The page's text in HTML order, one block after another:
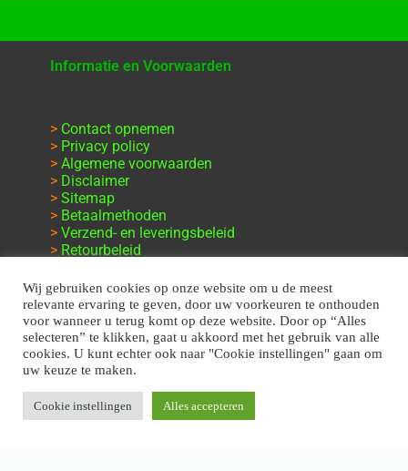
Informatie en Voorwaarden
> Contact opnemen
> Privacy policy
> Algemene voorwaarden
> Disclaimer
> Sitemap
> Betaalmethoden
> Verzend- en leveringsbeleid
> Retourbeleid
Wij gebruiken cookies op onze website om u de meest
relevante ervaring te geven, door uw voorkeuren te onthouden
voor wanneer u terug komt op deze website. Door op “Alles
selecteren” te klikken, gaat u akkoord met het gebruik van alle
cookies. U kunt echter ook naar "Cookie instellingen" gaan om
uw keuze te maken.
Cookie instellingen Alles accepteren